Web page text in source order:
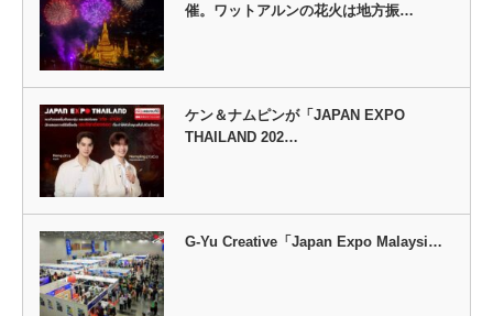
催。ワットアルンの花火は地方振…
ケン＆ナムピンが「JAPAN EXPO
THAILAND 202…
G-Yu Creative「Japan Expo Malaysi…